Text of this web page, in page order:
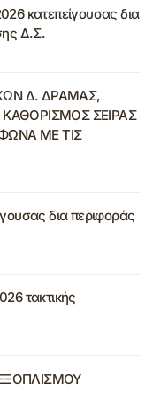
κατεπείγουσας δια
Δ.Σ.
Δ. ΔΡΑΜΑΣ,
ΣΕΙΡΑΣ
ΜΕ ΤΙΣ
δια περιφοράς
τακτικής